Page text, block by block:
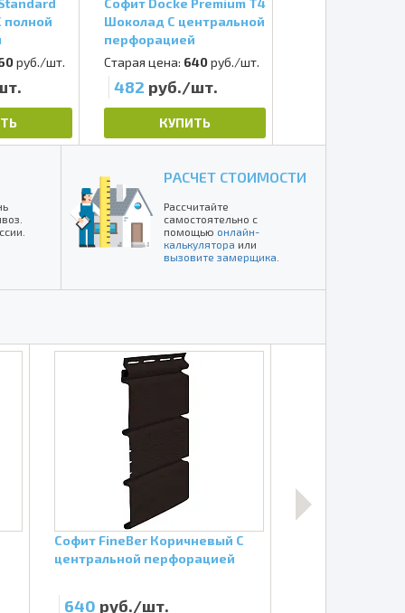
полной
руб./шт.
Софит Docke Premium Т4
Шоколад С центральной
перфорацией
Старая цена: 640руб./шт.
482 руб./шт.
КУПИТЬ
РАСЧЕТ СТОИМОСТИ
Рассчитайте
самостоятельно с
помощью онлайн-
калькулятора или
вызовите замерщика
Софит FineBer Коричневый С
центральной перфорацией
640 руб./шт.